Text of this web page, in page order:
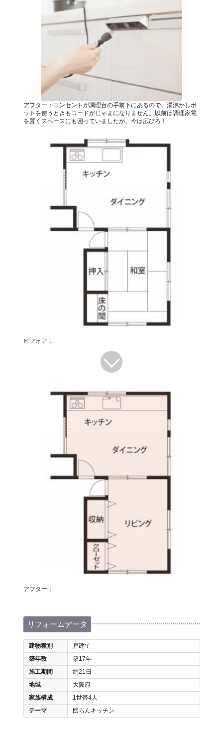
アフター：コンセントが調理台の手前下にあるので、湯沸かしポ
ットを使うときもコードがじゃまになりません。以前は調理家電
を置くスペースにも困っていましたが、今は広びろ！
ビフォア：
アフター：
リフォームデータ
建物種別
戸建て
築年数
築17年
施工期間
約21日
地域
大阪府
家族構成
1世帯4人
テーマ
団らんキッチン